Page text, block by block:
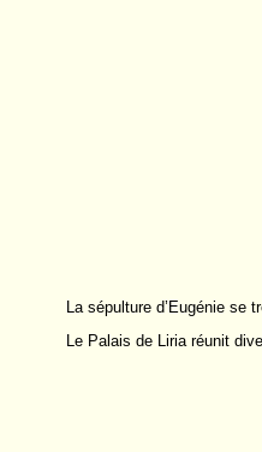
La sépulture d’Eugénie se
Le Palais de Liria réunit